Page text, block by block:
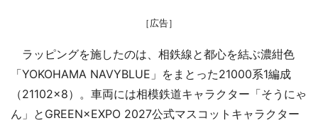
［広告］
ラッピングを施したのは、相鉄線と都心を結ぶ濃紺色
「YOKOHAMA NAVYBLUE」をまとった21000系1編成
（21102×8）。車両には相模鉄道キャラクター「そうにゃ
ん」とGREEN×EXPO 2027公式マスコットキャラクター